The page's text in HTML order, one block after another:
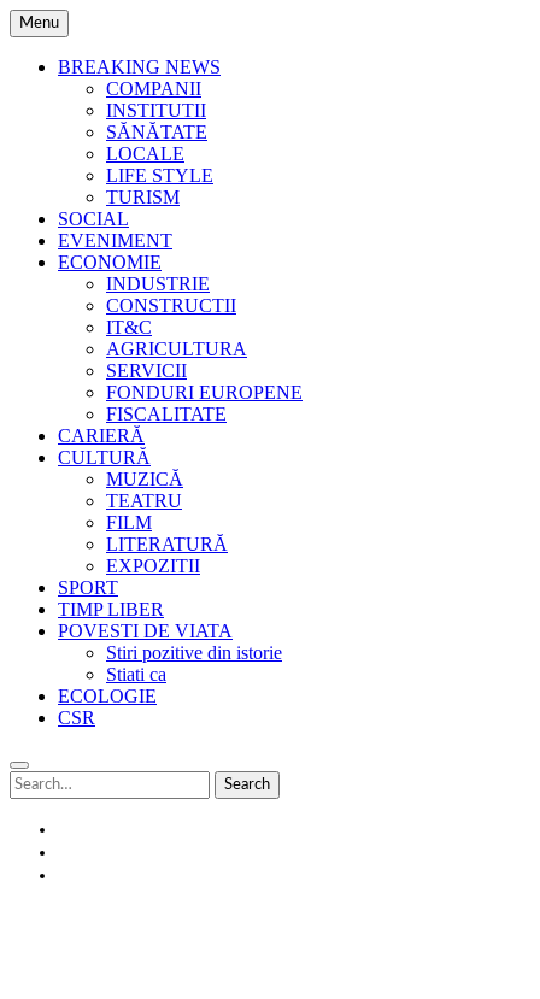
Skip
to
content
Menu
BREAKING NEWS
COMPANII
INSTITUTII
SĂNĂTATE
LOCALE
LIFE STYLE
TURISM
SOCIAL
EVENIMENT
ECONOMIE
INDUSTRIE
CONSTRUCTII
IT&C
AGRICULTURA
SERVICII
FONDURI EUROPENE
FISCALITATE
CARIERĂ
CULTURĂ
MUZICĂ
TEATRU
FILM
LITERATURĂ
EXPOZITII
SPORT
TIMP LIBER
POVESTI DE VIATA
Stiri pozitive din istorie
Stiati ca
ECOLOGIE
CSR
Search
for:
Search